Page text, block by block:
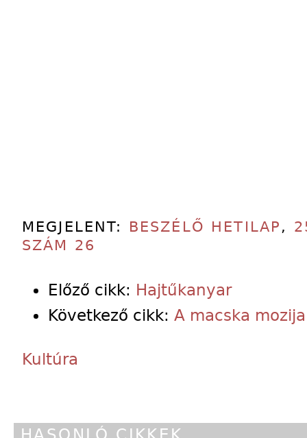
MEGJELENT: BESZÉLŐ HETILAP ,
SZÁM 26
Előző cikk: Hajtűkanyar
Következő cikk: A macska mozija
Kultúra